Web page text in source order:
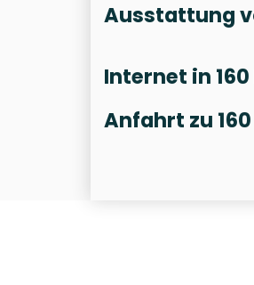
Ausstattung
Internet in
Anfahrt zu